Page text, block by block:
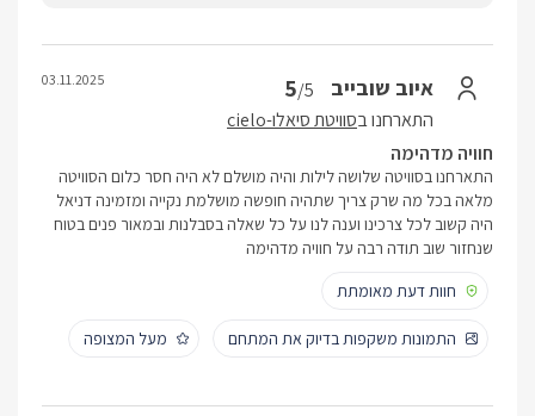
איוב שובייב 5/5
התארחנו בסוויטת סיאלו-cielo
03.11.2025
חוויה מדהימה
התארחנו בסוויטה שלושה לילות והיה מושלם לא היה חסר כלום הסוויטה
מלאה בכל מה שרק צריך שתהיה חופשה מושלמת נקייה ומזמינה דניאל
היה קשוב לכל צרכינו וענה לנו על כל שאלה בסבלנות ובמאור פנים בטוח
שנחזור שוב תודה רבה על חוויה מדהימה
חוות דעת מאומתת
התמונות משקפות בדיוק את המתחם מעל המצופה